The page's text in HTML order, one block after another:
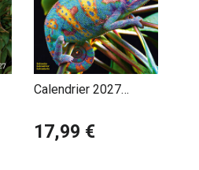
Calendrier 2027
17,99 €